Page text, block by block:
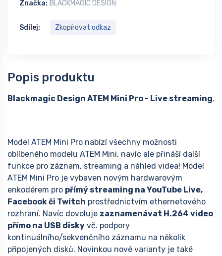
Značka: BLACKMAGIC DESIGN
Sdílej: Zkopírovat odkaz
Popis produktu
Blackmagic Design ATEM Mini Pro - Live streaming.
Model ATEM Mini Pro nabízí všechny možnosti
oblíbeného modelu ATEM Mini, navíc ale přináší další
funkce pro záznam, streaming a náhled videa! Model
ATEM Mini Pro je vybaven novým hardwarovým
enkodérem pro přímý streaming na YouTube Live,
Facebook či Twitch prostřednictvím ethernetového
rozhraní. Navíc dovoluje zaznamenávat H.264 video
přímo na USB disky vč. podpory
kontinuálního/sekvenčního záznamu na několik
připojených disků. Novinkou nové varianty je také